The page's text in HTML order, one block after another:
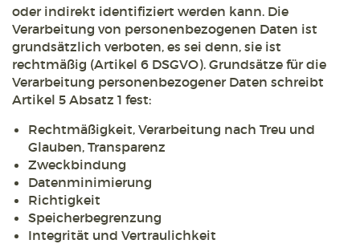
oder indirekt identifiziert werden kann. Die
Verarbeitung von personenbezogenen Daten ist
grundsätzlich verboten, es sei denn, sie ist
rechtmäßig (Artikel 6 DSGVO). Grundsätze für die
Verarbeitung personenbezogener Daten schreibt
Artikel 5 Absatz 1 fest:
Rechtmäßigkeit, Verarbeitung nach Treu und
Glauben, Transparenz
Zweckbindung
Datenminimierung
Richtigkeit
Speicherbegrenzung
Integrität und Vertraulichkeit